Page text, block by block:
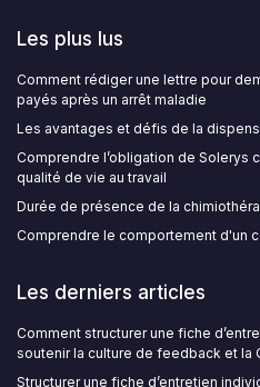
Les plus lus
Comment rédiger une lettre pour
payés après un arrêt maladie
Les avantages et défis de la
Comprendre l’obligation de Solerys
qualité de vie au travail
Durée de présence de la
Comprendre le comportement d'un
Les derniers articles
Comment structurer une fiche
soutenir la culture de feedback et la
Structurer une fiche d’entretien